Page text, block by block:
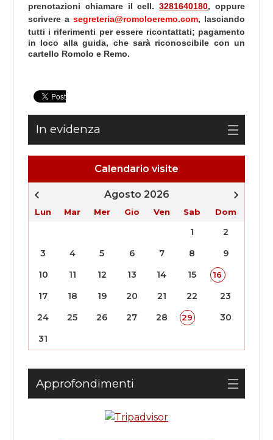
Calendario visite
Agosto 2026
Lun Mar Mer Gio Ven Sab Dom
1
2
3
4 5 6 7 8
9
10
11 12 13 14 15 16
17 18 19 20 21 22
23
24
25 26 27 28 29
30
31
Approfondimenti
prenotazioni chiamare ilcell.3281640180, oppure
scrivere asegreteria@romoloeremo.com, lasciando
tutti i riferimenti per essere ricontattati; pagamento
in loco alla guida, che sarà riconoscibile con un
cartello Romolo e Remo.
In evidenza